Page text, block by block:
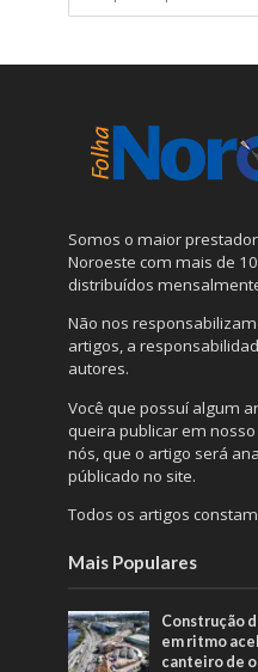
Somos o maior
Noroeste com mais de
distribuídos
Não nos
artigos, a
autores.
Você que possuí algum
queira publicar em
nós, que o artigo será
públicado no site.
Todos os artigos
Mais Populares
Construção
em ritmo
canteiro de